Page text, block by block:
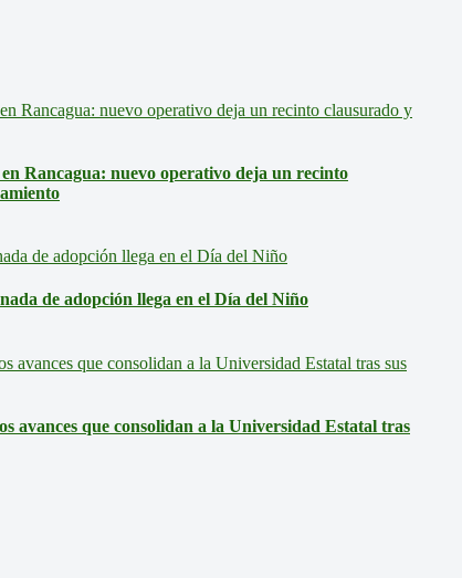
Rancagua: nuevo operativo deja un recinto
de adopción llega en el Día del Niño
avances que consolidan a la Universidad Estatal tras